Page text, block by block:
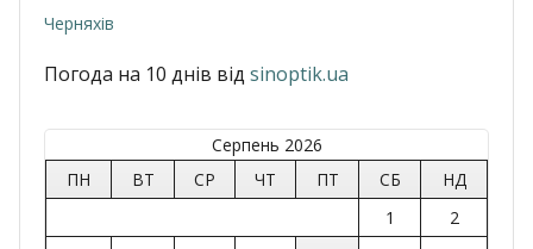
Черняхів
Погода на 10 днів від sinoptik.ua
Серпень 2026
ПН
ВТ СР ЧТ ПТ СБ
НД
1
2